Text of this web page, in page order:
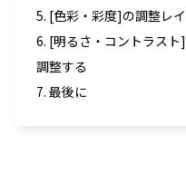
5. [色彩・彩度]の調整レ
6. [明るさ・コントラス
調整する
7. 最後に